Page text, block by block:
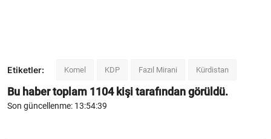
Etiketler: Komel KDP Fazıl Mirani Kürdistan
Bu haber toplam 1104kişi tarafından görüldü.
Son güncellenme: 13:54:39